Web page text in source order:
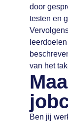
door
testen en
van het
Ben jij